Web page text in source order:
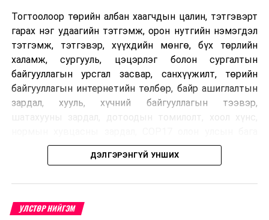
Тогтоолоор төрийн албан хаагчдын цалин, тэтгэвэрт
гарах нэг удаагийн тэтгэмж, орон нутгийн нэмэгдэл
тэтгэмж, тэтгэвэр, хүүхдийн мөнгө, бүх төрлийн
халамж, сургууль, цэцэрлэг болон сургалтын
байгууллагын урсгал засвар, санхүүжилт, төрийн
байгууллагын интернетийн төлбөр, байр ашиглалтын
зардал, хууль, хүчний байгууллагын тээвэр,
хурлын зардал, Засгийн газрын өр, орон нутгийн нөөц
хөрөнгийн санхүүжилтийг хэвийн үргэлжлүүлэхээр
Харин дараах зардлыг хязгаарлахаар болсон байна.
Үүнд:
ДЭЛГЭРЭНГҮЙ УНШИХ
УЛСТӨР НИЙГЭМ